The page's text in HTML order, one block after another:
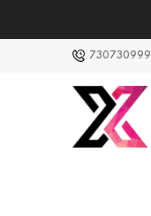
730730999